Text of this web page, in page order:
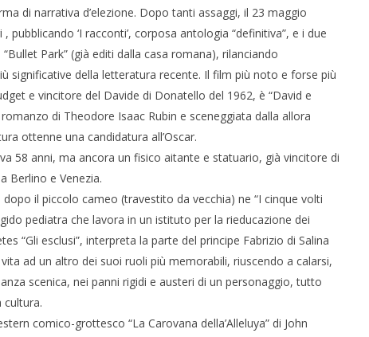
di narrativa d’elezione. Dopo tanti assaggi, il 23 maggio
‘I racconti’, corposa antologia “definitiva”, e i due
Park” (già editi dalla casa romana), rilanciando
significative della letteratura recente. Il film più noto e forse più
e vincitore del Davide di Donatello del 1962, è “David e
di Theodore Isaac Rubin e sceneggiata dalla allora
ottenne una candidatura all’Oscar.
58 anni, ma ancora un fisico aitante e statuario, già vincitore di
Berlino e Venezia.
il piccolo cameo (travestito da vecchia) ne “I cinque volti
pediatra che lavora in un istituto per la rieducazione dei
“Gli esclusi”, interpreta la parte del principe Fabrizio di Salina
ad un altro dei suoi ruoli più memorabili, riuscendo a calarsi,
scenica, nei panni rigidi e austeri di un personaggio, tutto
comico-grottesco “La Carovana della’Alleluya” di John